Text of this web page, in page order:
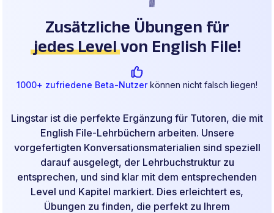
Zusätzliche Übungen für
jedes Levelvon English File!
1000+ zufriedene Beta-Nutzerkönnen nicht falsch liegen!
Lingstar ist die perfekte Ergänzung für Tutoren, die mit
English File-Lehrbüchern arbeiten. Unsere
vorgefertigten Konversationsmaterialien sind speziell
darauf ausgelegt, der Lehrbuchstruktur zu
entsprechen, und sind klar mit dem entsprechenden
Level und Kapitel markiert. Dies erleichtert es,
Übungen zu finden, die perfekt zu Ihrem